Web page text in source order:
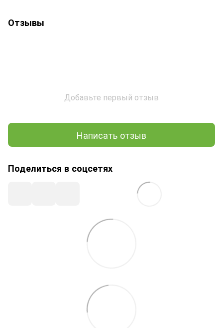
Отзывы
Добавьте первый отзыв
Написать отзыв
Поделиться в соцсетях